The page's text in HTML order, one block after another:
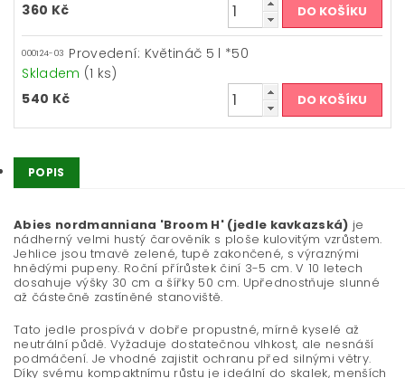
360 Kč
000124-03 Provedení: Květináč 5 l *50
Skladem (1 ks)
540 Kč
POPIS
Abies nordmanniana 'Broom H' (jedle kavkazská) je
nádherný velmi hustý čarověník s ploše kulovitým vzrůstem.
Jehlice jsou tmavě zelené, tupě zakončené, s výraznými
hnědými pupeny. Roční přírůstek činí 3-5 cm. V 10 letech
dosahuje výšky 30 cm a šířky 50 cm. Upřednostňuje slunné
až částečně zastíněné stanoviště.
Tato jedle prospívá v dobře propustné, mírně kyselé až
neutrální půdě. Vyžaduje dostatečnou vlhkost, ale nesnáší
podmáčení. Je vhodné zajistit ochranu před silnými větry.
Díky svému kompaktnímu růstu je ideální do skalek, menších